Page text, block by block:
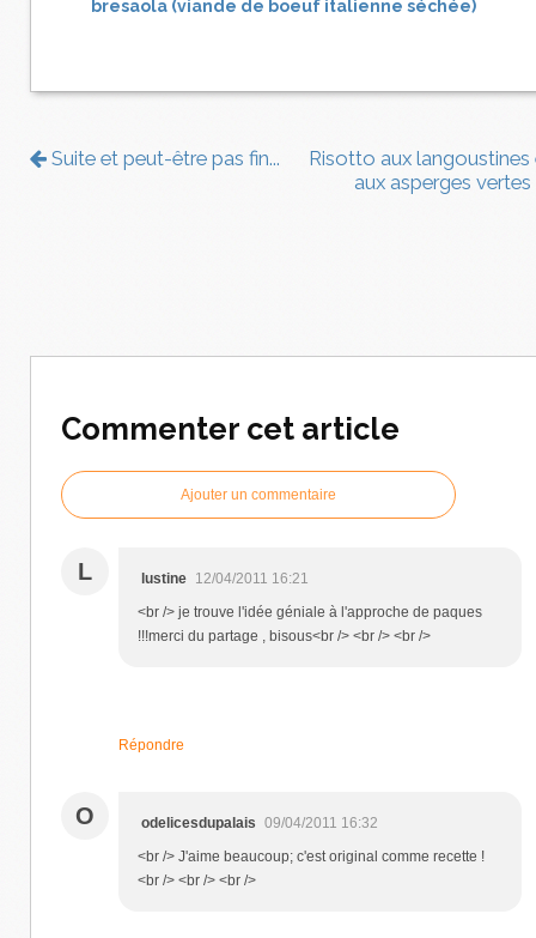
bresaola (viande de boeuf italienne séchée)
Suite et peut-être pas fin...
Risotto aux langoustines
aux asperges vertes
Commenter cet article
Ajouter un commentaire
L lustine 12/04/2011 16:21
<br /> je trouve l'idée géniale à l'approche de paques
!!!merci du partage , bisous<br /> <br /> <br />
Répondre
O odelicesdupalais 09/04/2011 16:32
<br /> J'aime beaucoup; c'est original comme recette !
<br /> <br /> <br />